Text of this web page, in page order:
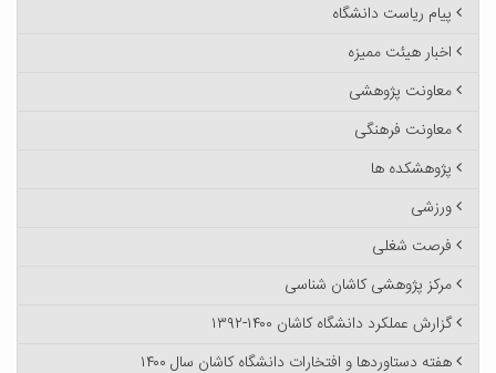
پیام ریاست دانشگاه
اخبار هیئت ممیزه
معاونت پژوهشی
معاونت فرهنگی
پژوهشکده ها
ورزشی
فرصت شغلی
مرکز پژوهشی کاشان شناسی
گزارش عملکرد دانشگاه کاشان ۱۴۰۰-۱۳۹۲
هفته دستاوردها و افتخارات دانشگاه کاشان سال ۱۴۰۰